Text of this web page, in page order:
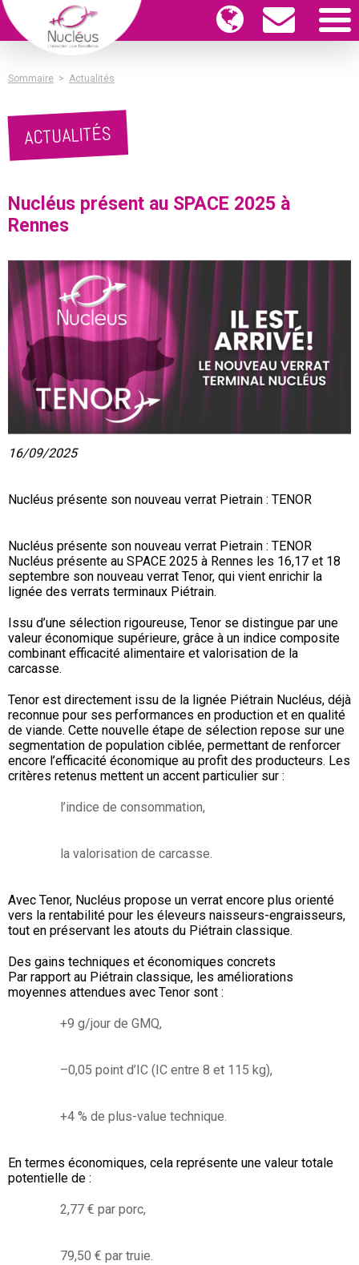
Sommaire > Actualités
ACTUALITÉS
Nucléus présent au SPACE 2025 à
Rennes
16/09/2025
Nucléus présente son nouveau verrat Pietrain : TENOR
Nucléus présente son nouveau verrat Pietrain : TENOR
Nucléus présente au SPACE 2025 à Rennes les 16,17 et 18
septembre son nouveau verrat Tenor, qui vient enrichir la
lignée des verrats terminaux Piétrain.
Issu d’une sélection rigoureuse, Tenor se distingue par une
valeur économique supérieure, grâce à un indice composite
combinant efficacité alimentaire et valorisation de la
carcasse.
Tenor est directement issu de la lignée Piétrain Nucléus, déjà
reconnue pour ses performances en production et en qualité
de viande. Cette nouvelle étape de sélection repose sur une
segmentation de population ciblée, permettant de renforcer
encore l’efficacité économique au profit des producteurs. Les
critères retenus mettent un accent particulier sur :
l’indice de consommation,
la valorisation de carcasse.
Avec Tenor, Nucléus propose un verrat encore plus orienté
vers la rentabilité pour les éleveurs naisseurs-engraisseurs,
tout en préservant les atouts du Piétrain classique.
Des gains techniques et économiques concrets
Par rapport au Piétrain classique, les améliorations
moyennes attendues avec Tenor sont :
+9 g/jour de GMQ,
–0,05 point d’IC (IC entre 8 et 115 kg),
+4 % de plus-value technique.
En termes économiques, cela représente une valeur totale
potentielle de :
2,77 € par porc,
79,50 € par truie.